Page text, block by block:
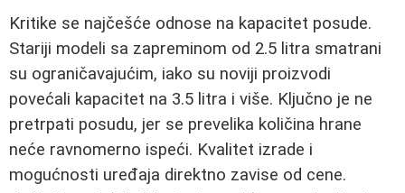
Kritike se najčešće odnose na kapacitet posude.
Stariji modeli sa zapreminom od 2.5 litra smatrani
su ograničavajućim, iako su noviji proizvodi
povećali kapacitet na 3.5 litra i više. Ključno je ne
pretrpati posudu, jer se prevelika količina hrane
neće ravnomerno ispeći. Kvalitet izrade i
mogućnosti uređaja direktno zavise od cene.